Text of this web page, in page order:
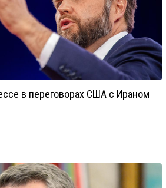
в переговорах США с Ираном